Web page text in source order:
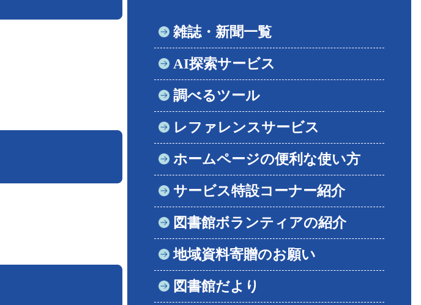
雑誌・新聞一覧
AI探索サービス
調べるツール
レファレンスサービス
ホームページの便利な使い方
サービス特設コーナー紹介
図書館ボランティアの紹介
地域資料寄贈のお願い
図書館だより